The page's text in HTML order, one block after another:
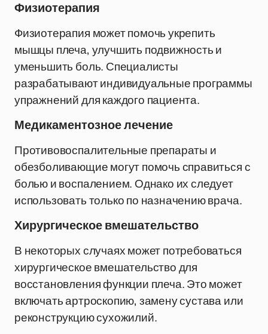
Физиотерапия
Физиотерапия может помочь укрепить
мышцы плеча, улучшить подвижность и
уменьшить боль. Специалисты
разрабатывают индивидуальные программы
упражнений для каждого пациента.
Медикаментозное лечение
Противовоспалительные препараты и
обезболивающие могут помочь справиться с
болью и воспалением. Однако их следует
использовать только по назначению врача.
Хирургическое вмешательство
В некоторых случаях может потребоваться
хирургическое вмешательство для
восстановления функции плеча. Это может
включать артроскопию, замену сустава или
реконструкцию сухожилий.